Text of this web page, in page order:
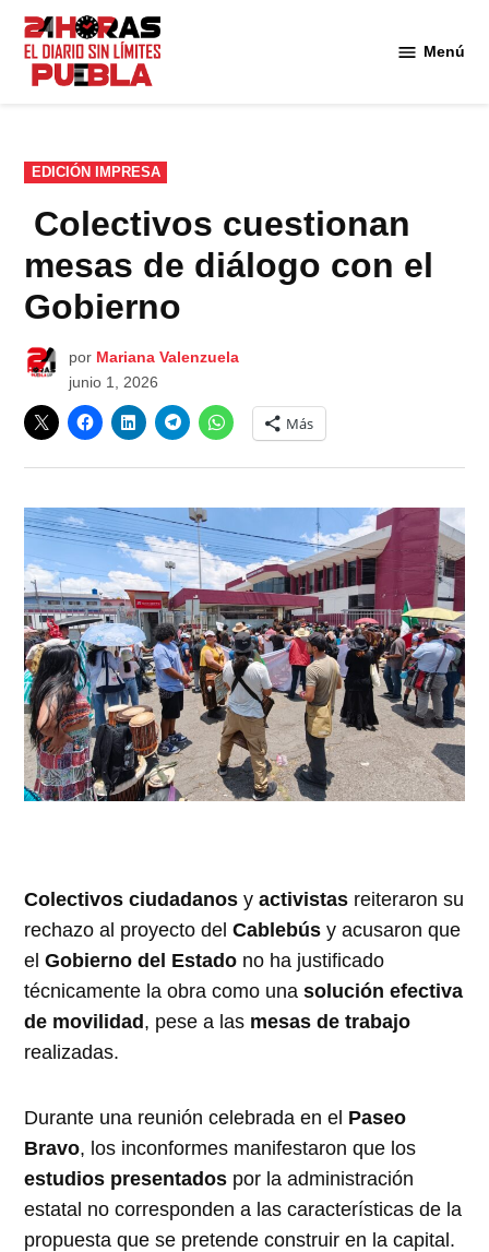
Saltar
contenido
Menú
PUBLICADO
EN
EDICIÓN IMPRESA
Colectivos cuestionan
mesas de diálogo con el
Gobierno
por Mariana Valenzuela
junio 1, 2026
Más
Colectivos ciudadanos yactivistas reiteraron su
rechazo al proyecto delCablebús y acusaron que
elGobierno del Estado no ha justificado
técnicamente la obra como unasolución efectiva
de movilidad, pese a las mesas de trabajo
realizadas.
Durante una reunión celebrada en el Paseo
Bravo, los inconformes manifestaron que los
estudios presentados por la administración
estatal no corresponden a las características de la
propuesta que se pretende construir en la capital.